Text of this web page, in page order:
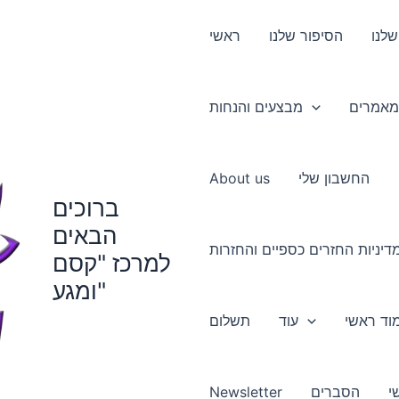
ברוכים
הבאים
למרכז "קסם
ומגע"
ראשי הסיפור שלנו
מבצעים והנחות
About us החשבון שלי
החזרים כספיים והחזרות
תשלום עוד
Newsletter הסברים